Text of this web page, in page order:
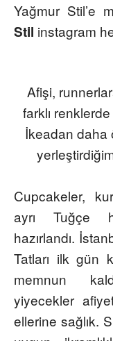
Yağmur Stil’e
Stil instagram
Afişi,
farklı
İkeadan daha
Cupcakeler,
ayrı Tuğçe
hazırlandı.
Tatları ilk gün
memnun
yiyecekler
ellerine sağlık.